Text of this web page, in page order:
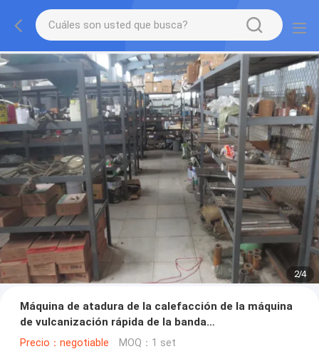
2/4
Máquina de atadura de la calefacción de la máquina
de vulcanización rápida de la banda
transportadora/de la banda transportadora 11kw
Precio：negotiable MOQ：1 set